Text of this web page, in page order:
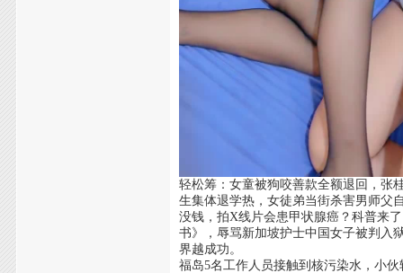
轻松筹：女童被狗咬善款全额退回，张
生集体退学热，女徒弟当街杀害男师父
没钱，拍X线片会患甲状腺癌？科普来
书》，辱骂新加坡护士中国女子被判入
界越成功。
福岛5名工作人员接触到核污染水，小